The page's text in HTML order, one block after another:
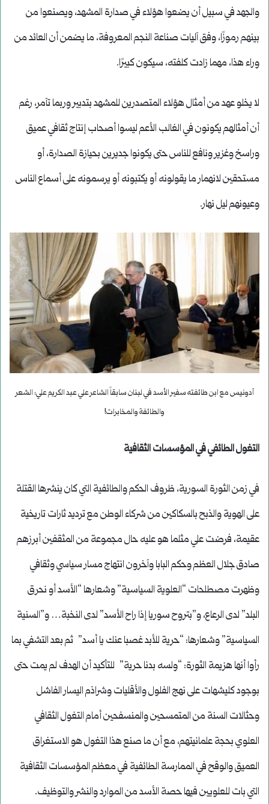
والجهد في سبيل أن يضعوا هؤلاء في صدارة المشهد، ويصنعوا من
بينهم رموزًا، وفق آليات صناعة النجم المعروفة، ما يضمن أن العائد من
وراء هذا، مهما زادت كلفته، سيكون كبيرًا.
لا يخلو عهد من أمثال هؤلاء المتصدرين للمشهد بتدبير وربما تآمر، رغم
أن أمثالهم يكونون في الغالب الأعم ليسوا أصحاب إنتاج ثقافي عميق
وراسخ وغزير ونافع للناس حتى يكونوا جديرين بحيازة الصدارة، أو
مستحقين لانهمار ما يقولونه أو يكتبونه أو يرسمونه على أسماع الناس
وعيونهم ليل نهار.
أدونيس مع ابن طائفته سفير الأسد في لبنان سابقاً الشاعر علي عبد الكريم علي: الشعر
والطائفة والمخابرات!
التغول الطائفي في المؤسسات الثقافية
في زمن الثورة السورية، ظروف الحكم والطائفية التي كان ينشرها القتلة
على الهوية والذبح بالسكاكين من شركاء الوطن مع ترديد ثارات تاريخية
عقيمة، فرضت علي مثلما هو عليه حال مجموعة من المثقفين أبرزهم
صادق جلال العظم وحكم البابا وآخرون انتهاج مسار سياسي وثقافي
وظهرت مصطلحات “العلوية السياسية” وشعارها “الأسد أو نحرق
البلد” لدى الرعاع، و”بتروح سوريا إذا راح الأسد” لدى النخبة… و”السنية
السياسية” وشعارها: “حرية للأبد غصبا عنك يا أسد” ثم بعد التشفي بما
رأوا أنها هزيمة الثورة: “ولسه بدنا حرية” للتأكيد أن الهدف لم يمت حتى
بوجود كليشهات على نهج الفلول والأقليات وشراذم اليسار الفاشل
وحثالات السنة من المتمسحين والمنسفحين أمام التغول الثقافي
العلوي بحجة علمانيتهم، مع أن ما صنع هذا التغول هو الاستغراق
العميق والوقح في الممارسة الطائفية في معظم المؤسسات الثقافية
التي بات للعلويين فيها حصة الأسد من الموارد والنشر والتوظيف.